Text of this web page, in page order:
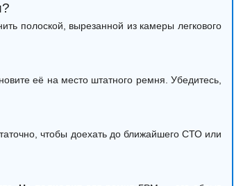
полоской, вырезанной из камеры легкового
её на место штатного ремня. Убедитесь,
чтобы доехать до ближайшего СТО или